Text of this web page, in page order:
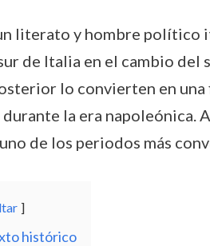
literato y hombre político
de Italia en el cambio del
lo convierten en
la era napoleónica.
de los periodos más
histórico